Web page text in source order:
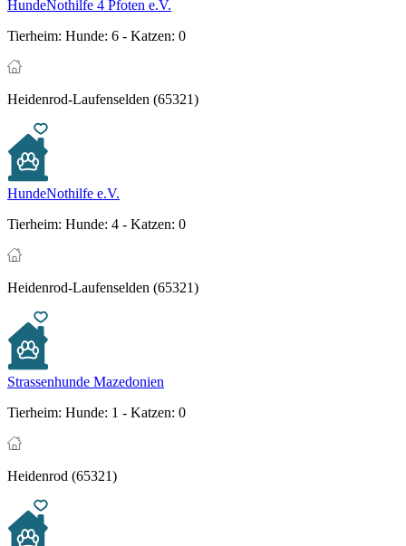
HundeNothilfe 4 Pfoten e.V.
Tierheim: Hunde: 6 - Katzen: 0
Heidenrod-Laufenselden (65321)
HundeNothilfe e.V.
Tierheim: Hunde: 4 - Katzen: 0
Heidenrod-Laufenselden (65321)
Strassenhunde Mazedonien
Tierheim: Hunde: 1 - Katzen: 0
Heidenrod (65321)